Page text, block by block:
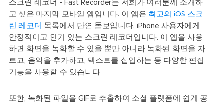
스크린 레코더 - Fast Recorder는 저희가 여러분께 소개하
고 싶은 마지막 모바일 앱입니다. 이 앱은 최고의 iOS 스크
린 레코더 목록에서 단연 돋보입니다. iPhone 사용자에게
안정적이고 인기 있는 스크린 레코더입니다. 이 앱을 사용
하면 화면을 녹화할 수 있을 뿐만 아니라 녹화된 화면을 자
르고, 음악을 추가하고, 텍스트를 삽입하는 등 다양한 편집
기능을 사용할 수 있습니다.
또한, 녹화된 파일을 GIF로 추출하여 소셜 플랫폼에 쉽게 공